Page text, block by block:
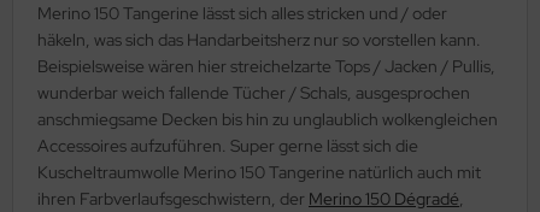
Merino 150 Tangerine lässt sich alles stricken und / oder
häkeln, was sich das Handarbeitsherz nur so vorstellen kann.
Beispielsweise wären hier streichelzarte Tops / Jacken / Pullis,
wunderbar weich fallende Tücher / Schals, ausgesprochen
anschmiegsame Decken bis hin zu unglaublich wolkengleichen
Accessoires aufzuführen. Super gerne lässt sich die
Kuscheltraumwolle Merino 150 Tangerine natürlich auch mit
ihren Farbverlaufsgeschwistern, der Merino 150 Dégradé,